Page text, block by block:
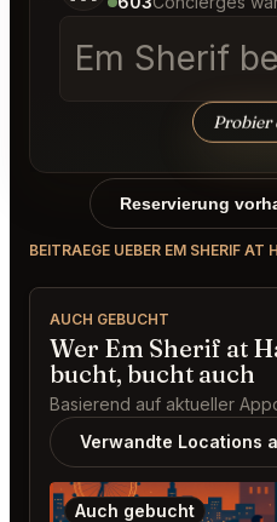
Em Sherif
Probier
Reservierung
BEITRAEGE UEBER EM SHERIF AT
AUCH GEBUCHT
Wer Em Sherif at
bucht, bucht auch
Basierend auf aktueller
Verwandte Locations
Auch gebucht